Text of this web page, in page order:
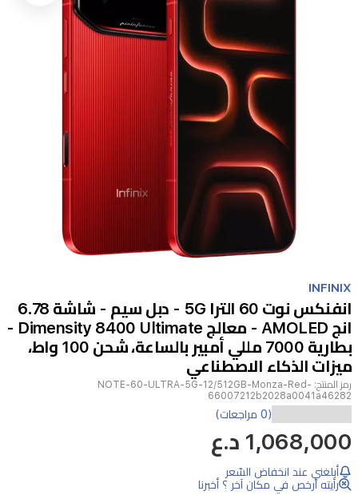
1
of
1
INFINIX
انفنكس نوت 60 الترا 5G - دبل سيم - شاشة 6.78
انج AMOLED - معالج Dimensity 8400 Ultimate -
بطارية 7000 مللي أمبير بالساعة، شحن 100 واط،
ميزات الذكاء الاصطناعي
رمز المنتج: NOTE-60-ULTRA-5G-12/512GB-Monza-Red-
66007212b2028a0041a46282
هاتف
Note
60
(0 مراجعات)
1,068,000 د.ع
أبلغني عند انخفاض السّعر
رأيته أرخص في مكان آخر ؟ أخبرنا